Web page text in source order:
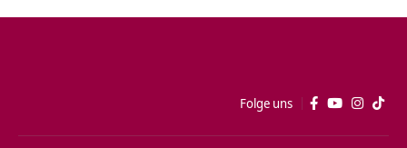
Folge uns